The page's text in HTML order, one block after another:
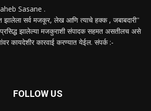
Sasane .
झालेला सर्व मजकूर, लेख आणि त्याचे हक्क , जबाबदारी''
झालेल्या मजकुराशी संपादक सहमत असतीलच असे
कायदेशीर कारवाई करण्यात येईल. संपर्क :-
FOLLOW US